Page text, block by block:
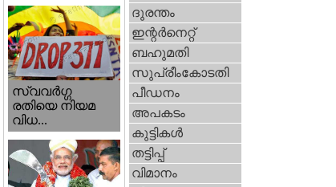
സ്വവര്‍ഗ്ഗ
രതിയെ നിയമ
വിധ...
ദുരന്തം
ഇന്റര്‍നെറ്റ്‌
ബഹുമതി
സുപ്രീംകോടതി
പീഡനം
അപകടം
കുട്ടികള്‍
തട്ടിപ്പ്‌
വിമാനം